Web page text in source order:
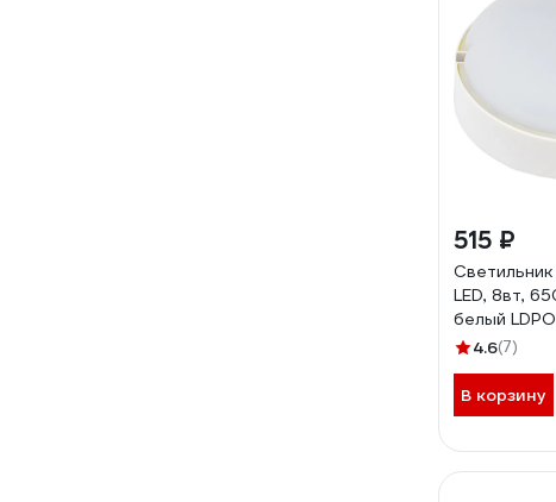
515 ₽
LED, 8вт,
белый
6500-K01
4.6(7)
В корзину